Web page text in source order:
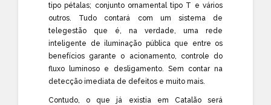
tipo pétalas; conjunto ornamental tipo T e vários
outros. Tudo contará com um sistema de
telegestão que é, na verdade, uma rede
inteligente de iluminação pública que entre os
benefícios garante o acionamento, controle do
fluxo luminoso e desligamento. Sem contar na
detecção imediata de defeitos e muito mais.
Contudo, o que já existia em Catalão será